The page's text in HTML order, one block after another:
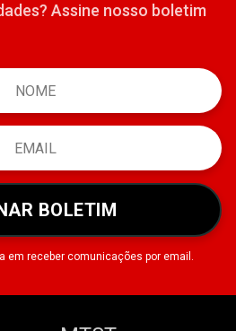
Assine nosso boletim
BOLETIM
em receber comunicações por email.